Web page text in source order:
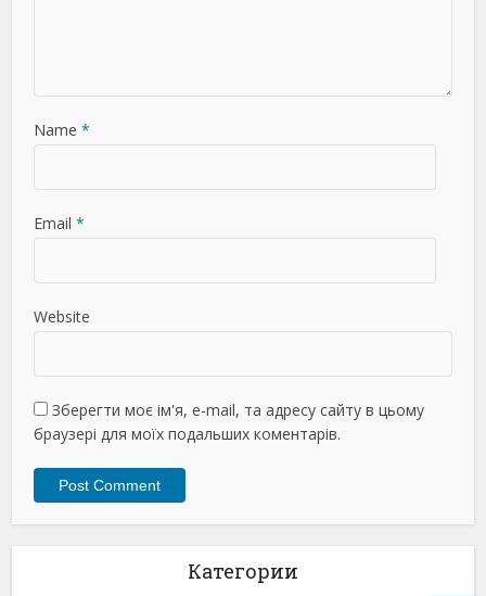
Name *
Email *
Website
Зберегти моє ім'я, e-mail, та адресу сайту в цьому
браузері для моїх подальших коментарів.
Категории